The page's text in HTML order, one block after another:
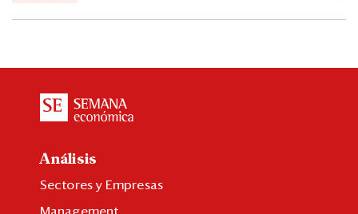
Análisis
Sectores y Empresas